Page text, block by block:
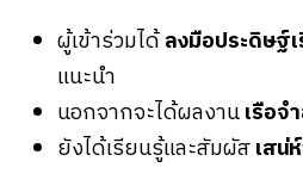
ผู้เข้าร่วมได้ลงมือประดิษฐ์
แนะนำ
นอกจากจะได้ผลงานเรือจ
ยังได้เรียนรู้และสัมผัสเสน่